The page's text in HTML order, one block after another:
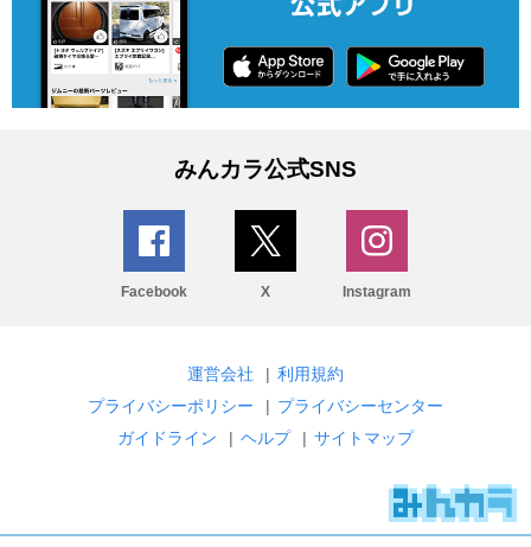
みんカラ公式SNS
Facebook X Instagram
運営会社 | 利用規約
プライバシーポリシー
| プライバシーセンター
ガイドライン
| ヘルプ | サイトマップ